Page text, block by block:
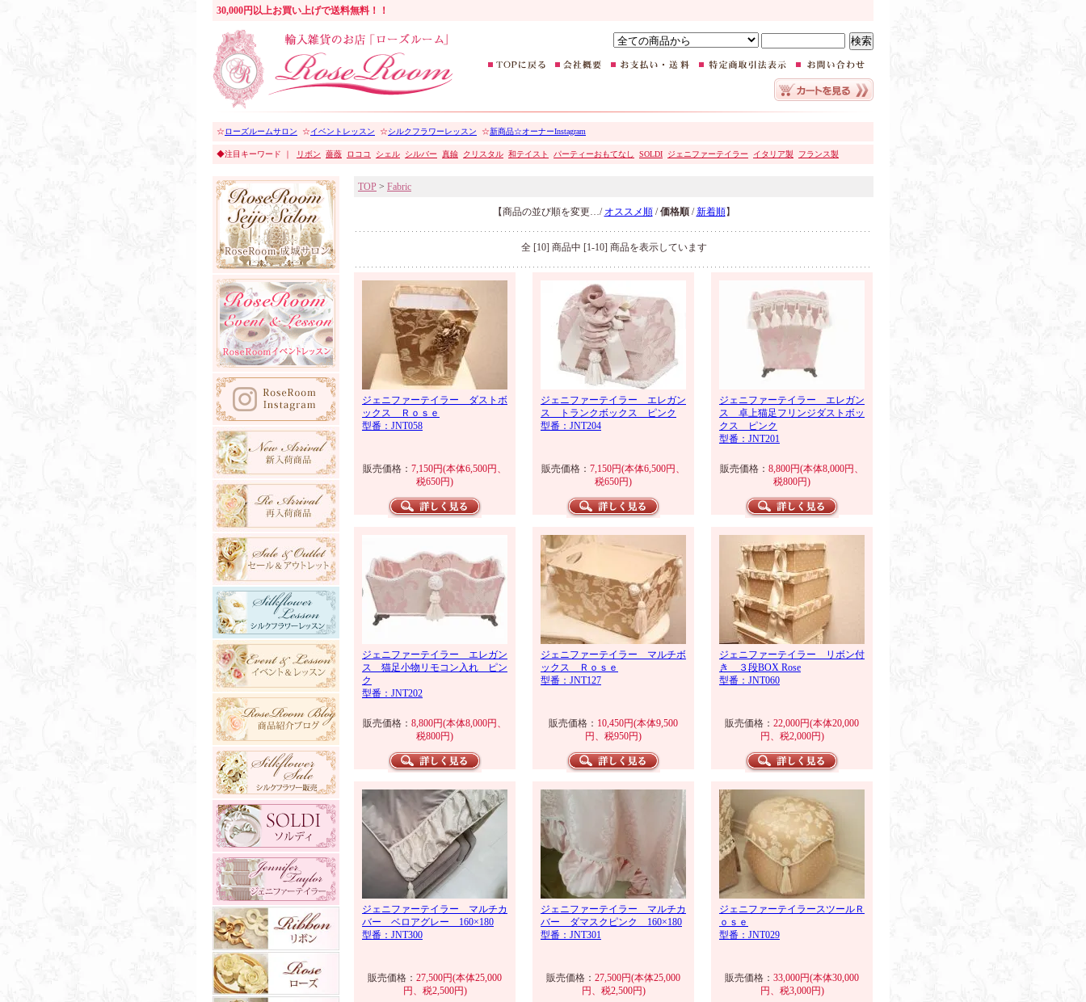
30,000円以上お買い上げで送料無料！！
☆ローズルームサロン ☆イベントレッスン ☆シルクフラワーレッスン ☆新商品☆オーナーInstagram
◆注目キーワード ｜ リボン 薔薇 ロココ シェル シルバー 真鍮 クリスタル 和テイスト パーティーおもてなし SOLDI ジェニファーテイラー イタリア製 フランス製
TOP > Fabric
【商品の並び順を変更…/ オススメ順/価格順/新着順】
全 [10] 商品中 [1-10] 商品を表示しています
ジェニファーテイラー ダストボ
ックス Ｒｏｓｅ
型番：JNT058
販売価格： 7,150円(本体6,500円、
税650円)
ジェニファーテイラー エレガン
ス トランクボックス ピンク
型番：JNT204
販売価格： 7,150円(本体6,500円、
税650円)
ジェニファーテイラー エレガン
ス 卓上猫足フリンジダストボッ
クス ピンク
型番：JNT201
販売価格： 8,800円(本体8,000円、
税800円)
ジェニファーテイラー エレガン
ス 猫足小物リモコン入れ ピン
ク
型番：JNT202
販売価格： 8,800円(本体8,000円、
税800円)
ジェニファーテイラー マルチボ
ックス Ｒｏｓｅ
型番：JNT127
販売価格： 10,450円(本体9,500
円、税950円)
ジェニファーテイラー リボン付
き ３段BOX Rose
型番：JNT060
販売価格： 22,000円(本体20,000
円、税2,000円)
ジェニファーテイラー マルチカ
バー ベロアグレー 160×180
型番：JNT300
販売価格： 27,500円(本体25,000
円、税2,500円)
ジェニファーテイラー マルチカ
バー ダマスクピンク 160×180
型番：JNT301
販売価格： 27,500円(本体25,000
円、税2,500円)
ジェニファーテイラースツールＲ
ｏｓｅ
型番：JNT029
販売価格： 33,000円(本体30,000
円、税3,000円)